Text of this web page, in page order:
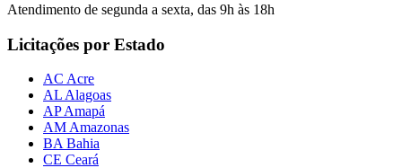
Atendimento de segunda a sexta, das 9h às 18h
Licitações por Estado
AC Acre
AL Alagoas
AP Amapá
AM Amazonas
BA Bahia
CE Ceará